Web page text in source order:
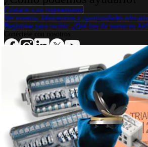
Contacte a un representante
Ver eventos, laboratorios y oportunidades
Regístrese para recibir: ¿Qué hay de nuevo en
Procedimiento
HombroRodillaCodoMano y muñeca Pie y
CaderaOrtobiológicosCirugía cardiotorácica
Producto